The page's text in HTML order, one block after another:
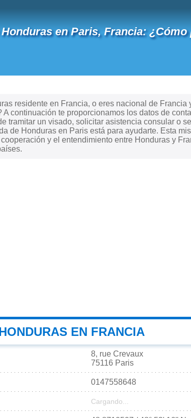
en Paris, Francia:
residente en Francia, o eres nacional de
continuación te proporcionamos los datos de
tramitar un visado, solicitar asistencia consular o
de Honduras en Paris está para ayudarte. Esta
y el entendimiento entre Honduras y
EN FRANCIA
8, rue Crevaux
75116 Paris
0147558648
Cargando...